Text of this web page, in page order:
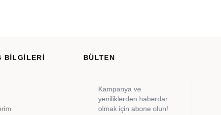
BİLGİLERİ BÜLTEN
Kampanya ve
yeniliklerden haberdar
olmak için abone olun!